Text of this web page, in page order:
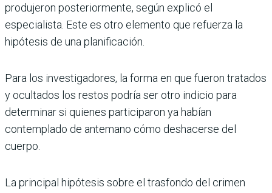
produjeron posteriormente, según explicó el
especialista. Este es otro elemento que refuerza la
hipótesis de una planificación.
Para los investigadores, la forma en que fueron tratados
y ocultados los restos podría ser otro indicio para
determinar si quienes participaron ya habían
contemplado de antemano cómo deshacerse del
cuerpo.
La principal hipótesis sobre el trasfondo del crimen